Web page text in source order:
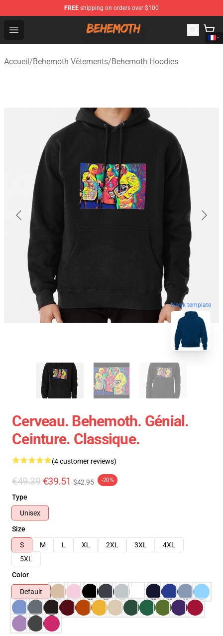
FREE shipping on orders over $100
Open menu
Behemoth Store - Official Behemoth Merchandise Shop
Accueil/Behemoth Vêtements/Behemoth Hoodies
blank template
Cerveau. Behemoth. Génial.
Ceinture. Classique.
(4 customer reviews)
€49.39 €39.51 $42.95 -20%
Type
Unisex
Size
S
M L XL 2XL 3XL
4XL
5XL
Color
Default